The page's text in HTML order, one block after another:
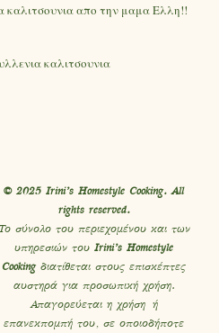
καλιτσουνια απο την μαμα Ελλη!!
καλιτσουνια
© 2025 Irini’s Homestyle Cooking. All
rights reserved.
Το σύνολο του περιεχομένου και των
υπηρεσιών τουIrini’s Homestyle
Cookingδιατίθεται στους επισκέπτες
αυστηρά για προσωπική χρήση.
Απαγορεύεται η χρήση ή
επανεκπομπή του, σε οποιοδήποτε